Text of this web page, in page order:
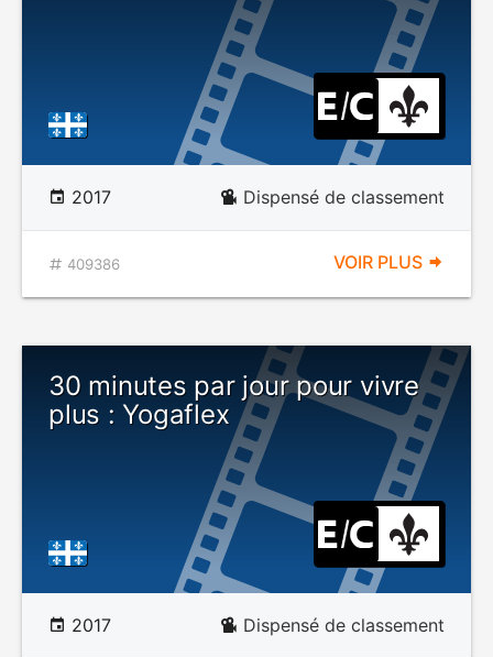
2017 Dispensé de classement
409386 VOIR PLUS
30 minutes par jour pour vivre
plus : Yogaflex
2017 Dispensé de classement